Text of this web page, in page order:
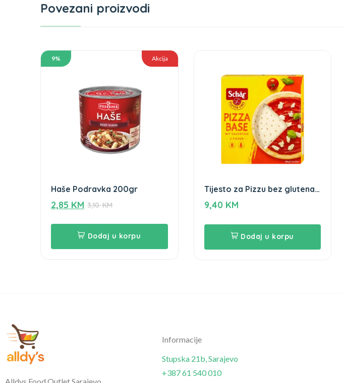
Povezani proizvodi
9% Akcija
Haše Podravka 200gr
3,10KM
2,85 KM
Dodaj u korpu
Tijesto za Pizzu bez glutena
300g Schar
9,40 KM
Dodaj u korpu
Informacije
Stupska 21b, Sarajevo
+387 61 540 010